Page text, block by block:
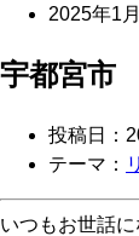
2025年1
宇都宮市
投稿日：
テーマ：
いつもお世話に